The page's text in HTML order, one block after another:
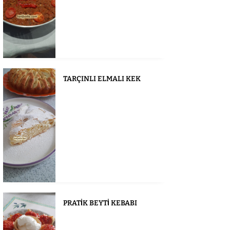
TARÇINLI ELMALI KEK
PRATİK BEYTİ KEBABI